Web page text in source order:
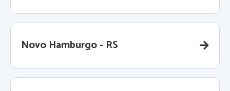
Novo Hamburgo - RS